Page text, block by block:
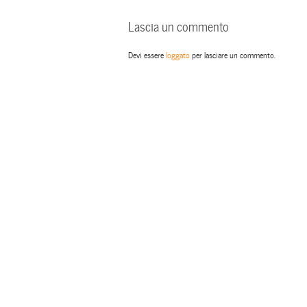
Lascia un commento
Devi essereloggatoper lasciare un commento.